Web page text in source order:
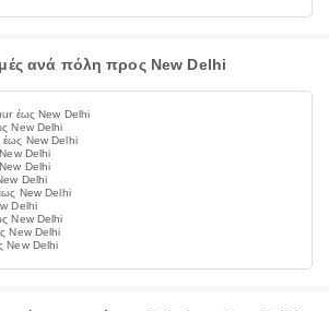
ανά πόλη προς New Delhi
έως New Delhi
New Delhi
έως New Delhi
Delhi
Delhi
Delhi
New Delhi
Delhi
New Delhi
New Delhi
New Delhi